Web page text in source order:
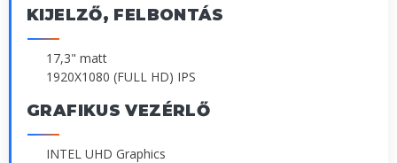
KIJELZŐ, FELBONTÁS
17,3" matt
1920X1080 (FULL HD) IPS
GRAFIKUS VEZÉRLŐ
INTEL UHD Graphics